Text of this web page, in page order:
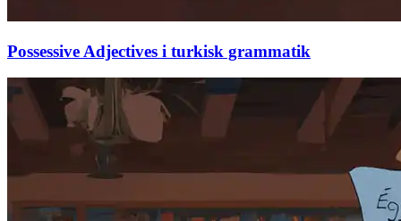
Possessive Adjectives i turkisk grammatik